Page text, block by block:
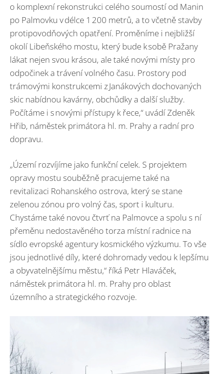
o komplexní rekonstrukci celého soumostí od Manin
po Palmovku v délce 1 200 metrů, a to včetně stavby
protipovodňových opatření. Proměníme i nejbližší
okolí Libeňského mostu, který bude k sobě Pražany
lákat nejen svou krásou, ale také novými místy pro
odpočinek a trávení volného času. Prostory pod
trámovými konstrukcemi z Janákových dochovaných
skic nabídnou kavárny, obchůdky a další služby.
Počítáme i s novými přístupy k řece,“ uvádí Zdeněk
Hřib, náměstek primátora hl. m. Prahy a radní pro
dopravu.
„Území rozvíjíme jako funkční celek. S projektem
opravy mostu souběžně pracujeme také na
revitalizaci Rohanského ostrova, který se stane
zelenou zónou pro volný čas, sport i kulturu.
Chystáme také novou čtvrť na Palmovce a spolu s ní
přeměnu nedostavěného torza místní radnice na
sídlo evropské agentury kosmického výzkumu. To vše
jsou jednotlivé díly, které dohromady vedou k lepšímu
a obyvatelnějšímu městu,“ říká Petr Hlaváček,
náměstek primátora hl. m. Prahy pro oblast
územního a strategického rozvoje.